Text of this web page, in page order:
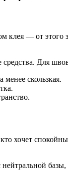
клея — от
Для
скользкая.
хочет